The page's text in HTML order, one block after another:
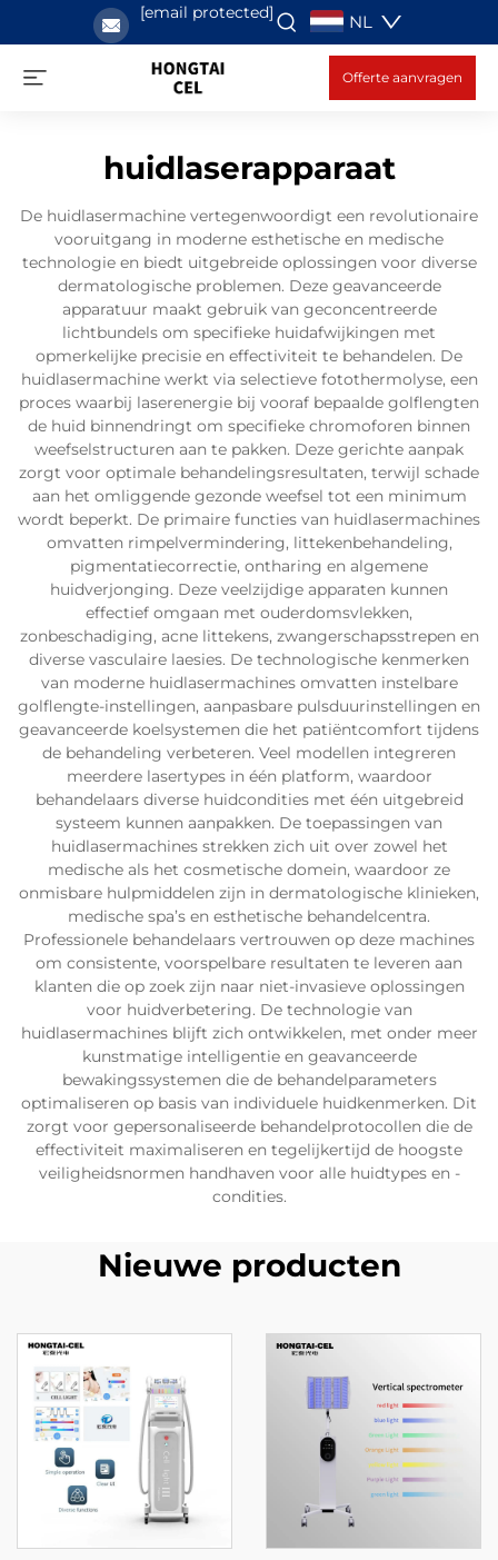
[email protected] NL
Offerte aanvragen
huidlaserapparaat
De huidlasermachine vertegenwoordigt een revolutionaire
vooruitgang in moderne esthetische en medische
technologie en biedt uitgebreide oplossingen voor diverse
dermatologische problemen. Deze geavanceerde
apparatuur maakt gebruik van geconcentreerde
lichtbundels om specifieke huidafwijkingen met
opmerkelijke precisie en effectiviteit te behandelen. De
huidlasermachine werkt via selectieve fotothermolyse, een
proces waarbij laserenergie bij vooraf bepaalde golflengten
de huid binnendringt om specifieke chromoforen binnen
weefselstructuren aan te pakken. Deze gerichte aanpak
zorgt voor optimale behandelingsresultaten, terwijl schade
aan het omliggende gezonde weefsel tot een minimum
wordt beperkt. De primaire functies van huidlasermachines
omvatten rimpelvermindering, littekenbehandeling,
pigmentatiecorrectie, ontharing en algemene
huidverjonging. Deze veelzijdige apparaten kunnen
effectief omgaan met ouderdomsvlekken,
zonbeschadiging, acne littekens, zwangerschapsstrepen en
diverse vasculaire laesies. De technologische kenmerken
van moderne huidlasermachines omvatten instelbare
golflengte-instellingen, aanpasbare pulsduurinstellingen en
geavanceerde koelsystemen die het patiëntcomfort tijdens
de behandeling verbeteren. Veel modellen integreren
meerdere lasertypes in één platform, waardoor
behandelaars diverse huidcondities met één uitgebreid
systeem kunnen aanpakken. De toepassingen van
huidlasermachines strekken zich uit over zowel het
medische als het cosmetische domein, waardoor ze
onmisbare hulpmiddelen zijn in dermatologische klinieken,
medische spa’s en esthetische behandelcentra.
Professionele behandelaars vertrouwen op deze machines
om consistente, voorspelbare resultaten te leveren aan
klanten die op zoek zijn naar niet-invasieve oplossingen
voor huidverbetering. De technologie van
huidlasermachines blijft zich ontwikkelen, met onder meer
kunstmatige intelligentie en geavanceerde
bewakingssystemen die de behandelparameters
optimaliseren op basis van individuele huidkenmerken. Dit
zorgt voor gepersonaliseerde behandelprotocollen die de
effectiviteit maximaliseren en tegelijkertijd de hoogste
veiligheidsnormen handhaven voor alle huidtypes en -
condities.
Nieuwe producten